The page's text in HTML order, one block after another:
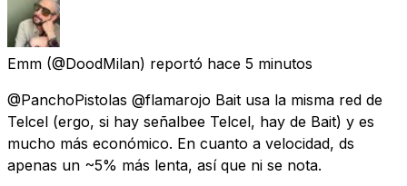
Emm (@DoodMilan) reportó hace 5 minutos
@PanchoPistolas @flamarojo Bait usa la misma red de
Telcel (ergo, si hay señalbee Telcel, hay de Bait) y es
mucho más económico. En cuanto a velocidad, ds
apenas un ~5% más lenta, así que ni se nota.